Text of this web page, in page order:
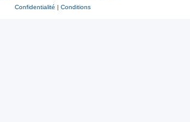
Confidentialité | Conditions